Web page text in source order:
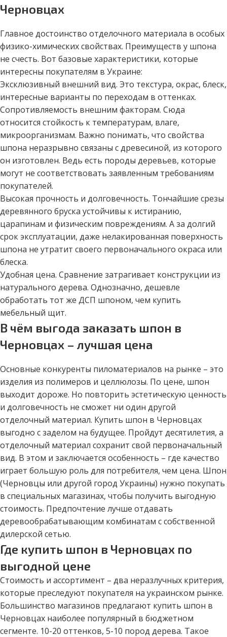
Черновцах
Главное достоинство отделочного материала в особых
физико-химических свойствах. Преимуществ у шпона
не счесть. Вот базовые характеристики, которые
интересны покупателям в Украине:
Эксклюзивный внешний вид. Это текстура, окрас, блеск,
интересные варианты по переходам в оттенках.
Сопротивляемость внешним факторам. Сюда
относится стойкость к температурам, влаге,
микроорганизмам. Важно понимать, что свойства
шпона неразрывно связаны с древесиной, из которого
он изготовлен. Ведь есть породы деревьев, которые
могут не соответствовать заявленным требованиям
покупателей.
Высокая прочность и долговечность. Тончайшие срезы
деревянного бруска устойчивы к истиранию,
царапинам и физическим повреждениям. А за долгий
срок эксплуатации, даже нелакированная поверхность
шпона не утратит своего первоначального окраса или
блеска.
Удобная цена. Сравнение затрагивает конструкции из
натурального дерева. Однозначно, дешевле
обработать тот же ДСП шпоном, чем купить
мебельный щит.
В чём выгода заказать шпон в
Черновцах – лучшая цена
Основные конкуренты пиломатериалов на рынке – это
изделия из полимеров и целлюлозы. По цене, шпон
выходит дороже. Но повторить эстетическую ценность
и долговечность не сможет ни один другой
отделочный материал. Купить шпон в Черновцах
выгодно с заделом на будущее. Пройдут десятилетия, а
отделочный материал сохранит свой первоначальный
вид. В этом и заключается особенность – где качество
играет большую роль для потребителя, чем цена. Шпон
(Черновцы или другой город Украины) нужно покупать
в специальных магазинах, чтобы получить выгодную
стоимость. Предпочтение лучше отдавать
деревообрабатывающим комбинатам с собственной
дилерской сетью.
Где купить шпон в Черновцах по
выгодной цене
Стоимость и ассортимент – два неразлучных критерия,
которые преследуют покупателя на украинском рынке.
Большинство магазинов предлагают купить шпон в
Черновцах наиболее популярный в бюджетном
сегменте. 10-20 оттенков, 5-10 пород дерева. Такое